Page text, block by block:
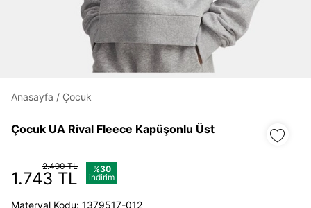
Anasayfa / Çocuk
Çocuk UA Rival Fleece Kapüşonlu Üst
2.490 TL
1.743 TL
%30
indirim
Materyal Kodu: 1379517-012
E-posta